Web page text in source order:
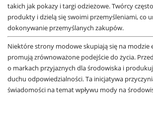
takich jak pokazy i targi odzieżowe. Twórcy
produkty i dzielą się swoimi przemyśleniami, co
dokonywanie przemyślanych zakupów.
Niektóre strony modowe skupiają się na modzie
promują zrównoważone podejście do życia.
o markach przyjaznych dla środowiska i
duchu odpowiedzialności. Ta inicjatywa
świadomości na temat wpływu mody na